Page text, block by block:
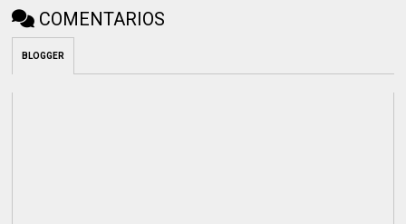
COMENTARIOS
BLOGGER